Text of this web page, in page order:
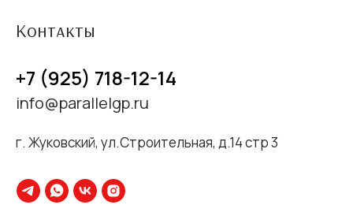
Контакты
+7 (925) 718-12-14
info@parallelgp.ru
г. Жуковский, ул.Строительная, д.14 стр 3
Портфолио
Вопрос-ответ
Контакты